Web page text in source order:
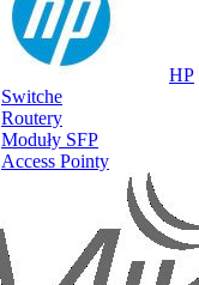
HP
Switche
Routery
Moduły SFP
Access Pointy